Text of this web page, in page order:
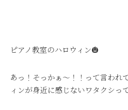
ピアノ教室のハロウィン🎃
あっ！そっかぁ～！！って言われ
ィンが身近に感じないワタクシっ